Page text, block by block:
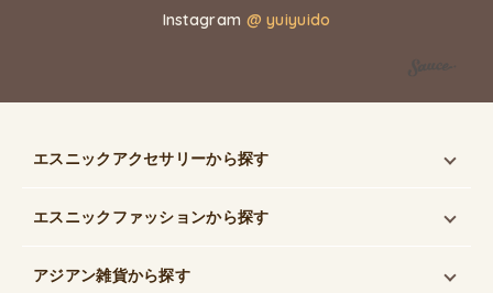
Instagram @ yuiyuido
エスニックアクセサリーから探す
エスニックファッションから探す
アジアン雑貨から探す